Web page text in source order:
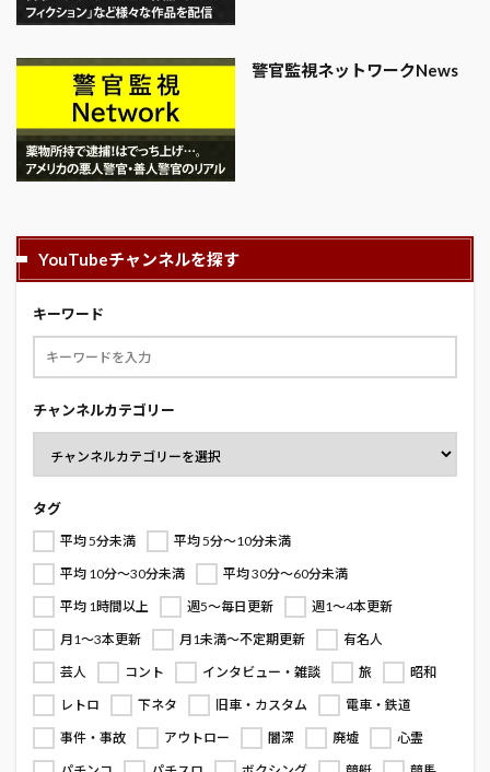
警官監視ネットワークNews
YouTubeチャンネルを探す
キーワード
チャンネルカテゴリー
タグ
平均 5分未満
平均 5分～10分未満
平均 10分～30分未満
平均 30分～60分未満
平均 1時間以上
週5～毎日更新
週1～4本更新
月1～3本更新
月1未満～不定期更新
有名人
芸人
コント インタビュー・雑談 旅
昭和
レトロ
下ネタ 旧車・カスタム
電車・鉄道
事件・事故
アウトロー 闇深 廃墟
心霊